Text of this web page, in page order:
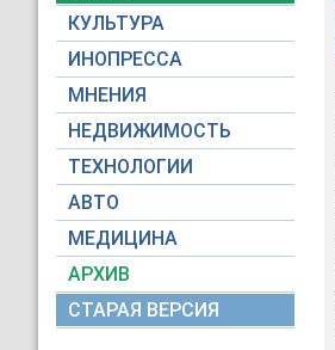
КУЛЬТУРА
ИНОПРЕССА
МНЕНИЯ
НЕДВИЖИМОСТЬ
ТЕХНОЛОГИИ
АВТО
МЕДИЦИНА
АРХИВ
СТАРАЯ ВЕРСИЯ